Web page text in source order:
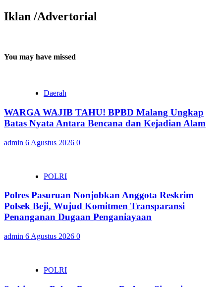
Iklan /Advertorial
You may have missed
Daerah
WARGA WAJIB TAHU! BPBD Malang Ungkap
Batas Nyata Antara Bencana dan Kejadian Alam
admin 6 Agustus 2026 0
POLRI
Polres Pasuruan Nonjobkan Anggota Reskrim
Polsek Beji, Wujud Komitmen Transparansi
Penanganan Dugaan Penganiayaan
admin 6 Agustus 2026 0
POLRI